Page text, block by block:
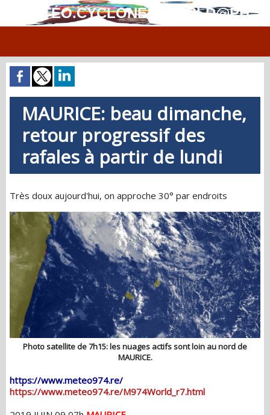
MÉTÉO.CYCLONES.WORLD@PH
MAURICE: beau dimanche,
retour progressif des
rafales à partir de lundi
Très doux aujourd'hui, on approche 30° par endroits
Photo satellite de 7h15: les nuages actifs sont loin au nord de
MAURICE.
https://www.meteo974.re/
https://www.meteo974.re/M974World_r7.html